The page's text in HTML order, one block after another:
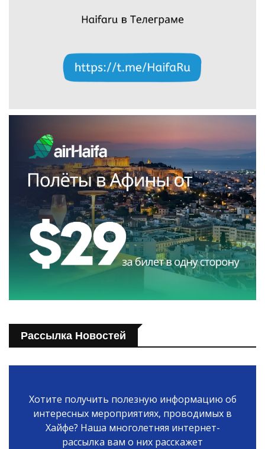
Рассылка Новостей
Хотите получить полезную информацию об
интересных мероприятиях, проводимых в
Хайфе? Наша многолетняя интернет-
рассылка вам о них расскажет